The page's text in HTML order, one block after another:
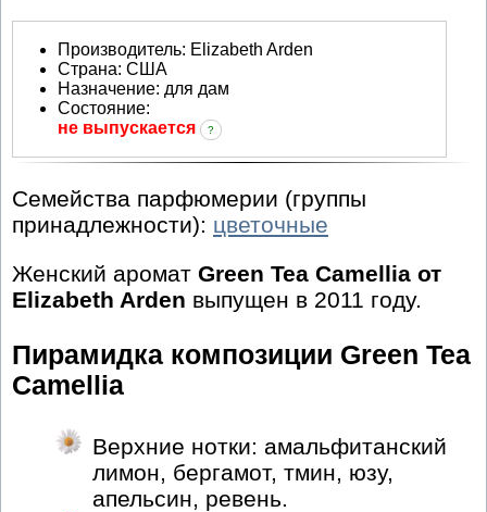
Производитель: Elizabeth Arden
Страна: США
Назначение: для дам
Состояние:
не выпускается
?
Семейства парфюмерии (группы
принадлежности): цветочные
Женский аромат Green Tea Camellia от
Elizabeth Arden выпущен в 2011 году.
Пирамидка композиции Green Tea
Camellia
Верхние нотки: амальфитанский
лимон, бергамот, тмин, юзу,
апельсин, ревень.